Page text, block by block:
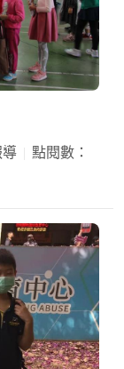
導
點閱數：